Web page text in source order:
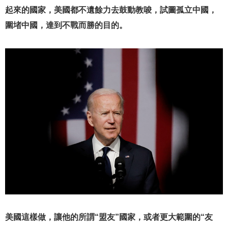
起來的國家，美國都不遺餘力去鼓動教唆，試圖孤立中國，
圍堵中國，達到不戰而勝的目的。
美國這樣做，讓他的所謂“盟友”國家，或者更大範圍的“友